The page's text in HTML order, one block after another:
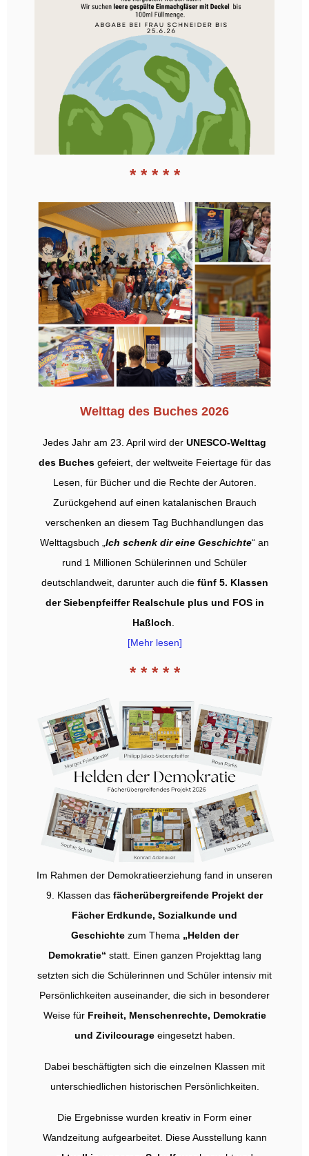
* * * * *
Welttag des Buches 2026
Jedes Jahr am 23. April wird der UNESCO-Welttag
des Buchesgefeiert, der weltweite Feiertage für das
Lesen, für Bücher und die Rechte der Autoren.
Zurückgehend auf einen katalanischen Brauch
verschenken an diesem Tag Buchhandlungen das
Welttagsbuch „ Ich schenk dir eine Geschichte“ an
rund 1 Millionen Schülerinnen und Schüler
deutschlandweit, darunter auch die fünf 5. Klassen
der Siebenpfeiffer Realschule plus und FOS in
Haßloch
[Mehr lesen]
* * * * *
Im Rahmen der Demokratieerziehung fand in unseren
9. Klassen das fächerübergreifende Projekt der
Fächer Erdkunde, Sozialkunde und
Geschichtezum Thema „Helden der
Demokratie“ statt. Einen ganzen Projekttag lang
setzten sich die Schülerinnen und Schüler intensiv mit
Persönlichkeiten auseinander, die sich in besonderer
Weise fürFreiheit, Menschenrechte, Demokratie
und Zivilcourageeingesetzt haben.
Dabei beschäftigten sich die einzelnen Klassen mit
unterschiedlichen historischen Persönlichkeiten.
Die Ergebnisse wurden kreativ in Form einer
Wandzeitung aufgearbeitet. Diese Ausstellung kann